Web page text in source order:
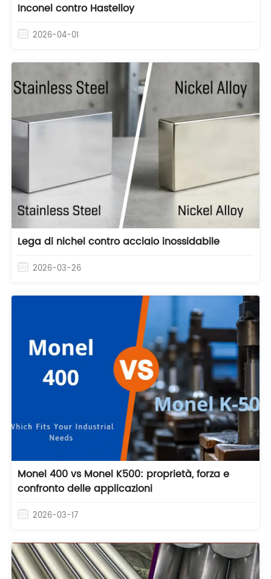
Inconel contro Hastelloy
2026-04-01
Lega di nichel contro acciaio inossidabile
2026-03-26
Monel 400 vs Monel K500: proprietà, forza e
confronto delle applicazioni
2026-03-17